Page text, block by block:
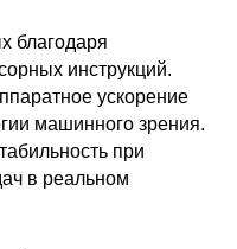
благодаря
инструкций.
ускорение
машинного зрения.
при
в реальном